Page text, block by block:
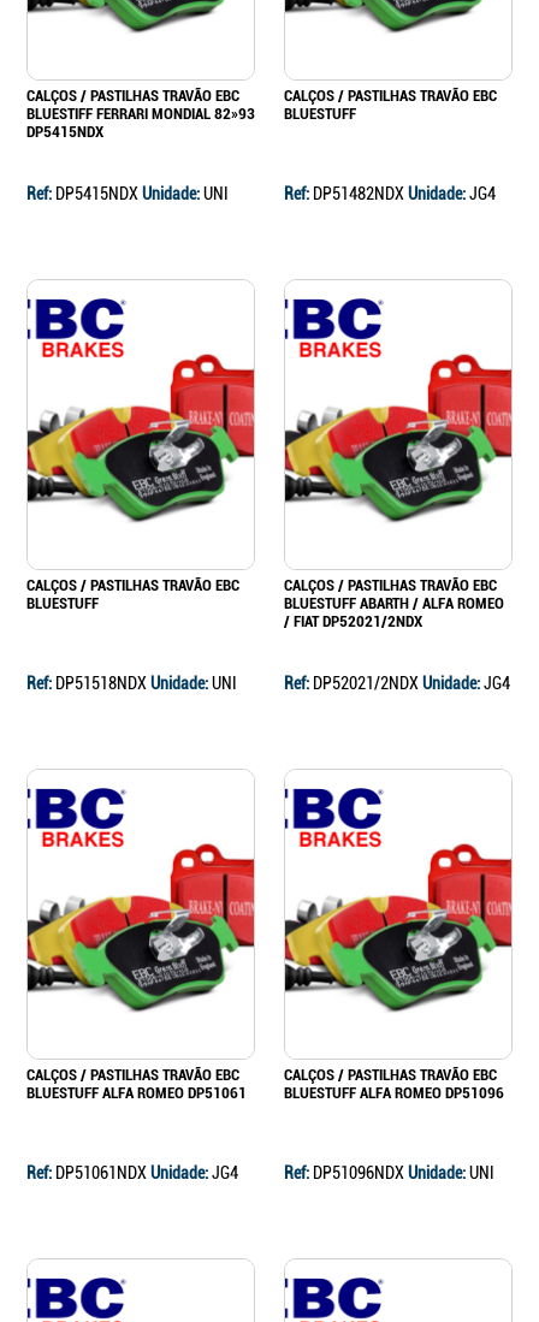
CALÇOS / PASTILHAS TRAVÃO EBC
BLUESTIFF FERRARI MONDIAL 82»93
DP5415NDX
Ref: DP5415NDXUnidade:UNI
CALÇOS / PASTILHAS TRAVÃO EBC
BLUESTUFF
Ref: DP51482NDXUnidade:JG4
CALÇOS / PASTILHAS TRAVÃO EBC
BLUESTUFF
Ref: DP51518NDXUnidade:UNI
CALÇOS / PASTILHAS TRAVÃO EBC
BLUESTUFF ABARTH / ALFA ROMEO
/ FIAT DP52021/2NDX
Ref: DP52021/2NDXUnidade:JG4
CALÇOS / PASTILHAS TRAVÃO EBC
BLUESTUFF ALFA ROMEO DP51061
Ref: DP51061NDXUnidade:JG4
CALÇOS / PASTILHAS TRAVÃO EBC
BLUESTUFF ALFA ROMEO DP51096
Ref: DP51096NDXUnidade:UNI